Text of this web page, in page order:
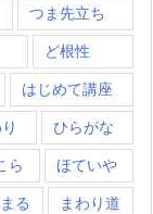
つま先立ち
ど根性
はじめて講座
ひらがな
ら ほていや
る まわり道